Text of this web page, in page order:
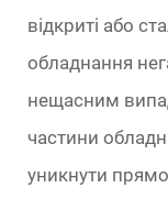
відкриті або
обладнання
нещасним
частини
уникнути